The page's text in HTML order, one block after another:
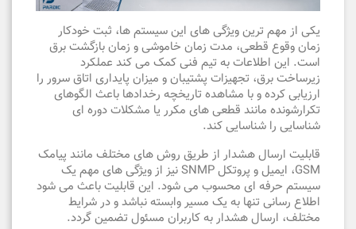
یکی از مهم ترین ویژگی های این سیستم ها، ثبت خودکار
زمان وقوع قطعی، مدت زمان خاموشی و زمان بازگشت برق
است. این اطلاعات به تیم فنی کمک می کند عملکرد
زیرساخت برق، تجهیزات پشتیبان و میزان پایداری اتاق سرور را
ارزیابی کرده و با مشاهده تاریخچه رخدادها باعث الگوهای
تکرارشونده مانند قطعی های مکرر یا مشکلات دوره ای
شناسایی را شناسایی کند.
قابلیت ارسال هشدار از طریق روش های مختلف مانند پیامک
GSM، ایمیل و پروتکل SNMP نیز از ویژگی های مهم یک
سیستم حرفه ای محسوب می شود. این قابلیت باعث می شود
اطلاع رسانی تنها به یک مسیر وابسته نباشد و در شرایط
مختلف، ارسال هشدار به کاربران مسئول تضمین گردد.